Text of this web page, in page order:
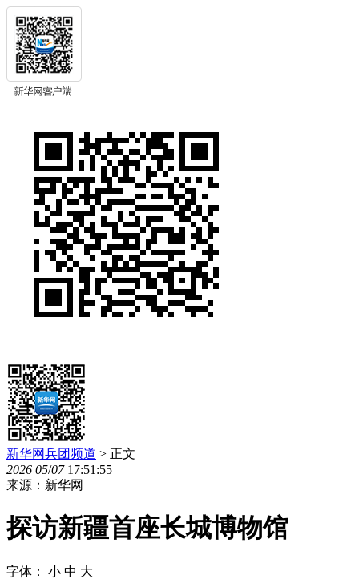
新华网兵团频道 > 正文
2026 05/07 17:51:55
来源：新华网
探访新疆首座长城博物馆
字体： 小 中 大